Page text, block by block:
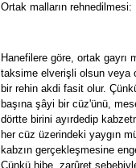
Ortak malların rehnedilmesi:
Hanefilere göre, ortak gayrı
taksime elverişli olsun veya
bir rehin akdi fasit olur.
başına şâyi bir cüz'ünü,
dörtte birini ayırdedip
her cüz üzerindeki yaygın
kabzın gerçekleşmesine
Çünkü hibe, zarûret